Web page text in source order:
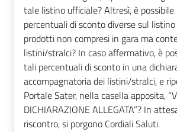
tale listino ufficiale? Altresì, è
percentuali di sconto diverse sul
prodotti non compresi in gara ma
listini/stralci? In caso affermativo, è
tali percentuali di sconto in una
accompagnatoria dei listini/stralci, e
Portale Sater, nella casella apposita,
DICHIARAZIONE ALLEGATA”? In
riscontro, si porgono Cordiali Saluti.